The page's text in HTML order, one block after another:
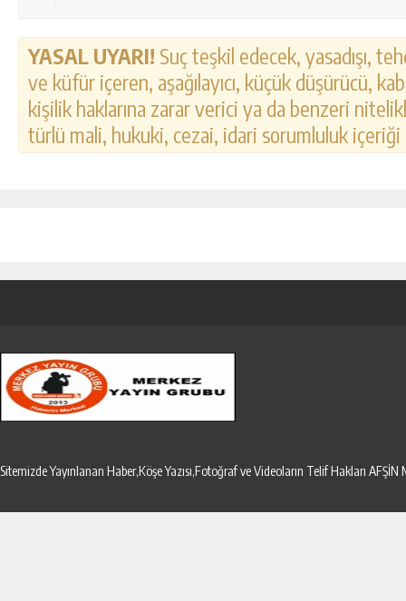
YASAL UYARI! Suç teşkil edecek, yasadışı,
ve küfür içeren, aşağılayıcı, küçük düşürücü,
kişilik haklarına zarar verici ya da benzeri
türlü mali, hukuki, cezai, idari sorumluluk
Sitemizde Yayınlanan Haber,Köşe Yazısı,Fotoğraf ve Videoların Telif Hakları